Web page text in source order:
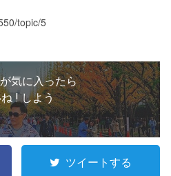
topic/5
気に入ったら
! しよう
ツイートする